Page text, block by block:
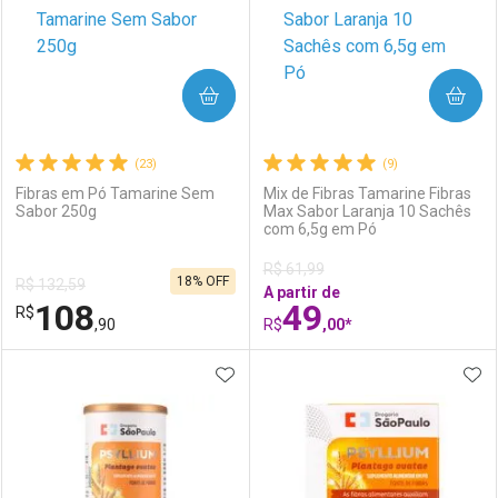
(23)
Fibras em Pó Tamarine Sem
Sabor 250g
R$ 132,59
R$108,90
18% OFF
COMPRAR
Laboratório
Por Menos
(9)
Mix de Fibras Tamarine Fibras
Max Sabor Laranja 10 Sachês
com 6,5g em Pó
R$ 61,99
A partir de
R$49,00*
COMPRAR
Laboratório
Por Menos
ADICIONAR AOS FAVORITOS